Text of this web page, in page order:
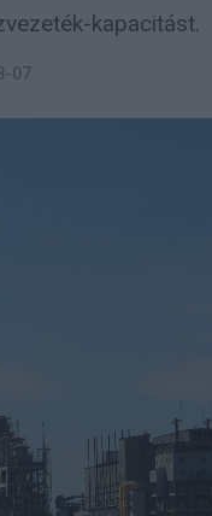
kapacitást.
07